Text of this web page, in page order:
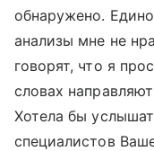
обнаружено.
анализы мне не
говорят, что я
словах
Хотела бы
специалистов